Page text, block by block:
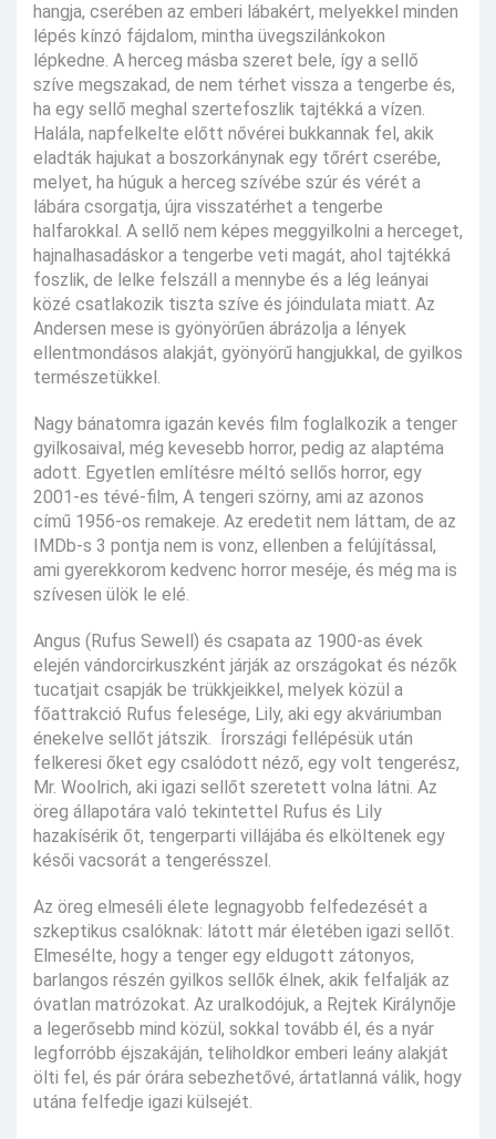
hangja, cserében az emberi lábakért, melyekkel minden
lépés kínzó fájdalom, mintha üvegszilánkokon
lépkedne. A herceg másba szeret bele, így a sellő
szíve megszakad, de nem térhet vissza a tengerbe és,
ha egy sellő meghal szertefoszlik tajtékká a vízen.
Halála, napfelkelte előtt nővérei bukkannak fel, akik
eladták hajukat a boszorkánynak egy tőrért cserébe,
melyet, ha húguk a herceg szívébe szúr és vérét a
lábára csorgatja, újra visszatérhet a tengerbe
halfarokkal. A sellő nem képes meggyilkolni a herceget,
hajnalhasadáskor a tengerbe veti magát, ahol tajtékká
foszlik, de lelke felszáll a mennybe és a lég leányai
közé csatlakozik tiszta szíve és jóindulata miatt. Az
Andersen mese is gyönyörűen ábrázolja a lények
ellentmondásos alakját, gyönyörű hangjukkal, de gyilkos
természetükkel.
Nagy bánatomra igazán kevés film foglalkozik a tenger
gyilkosaival, még kevesebb horror, pedig az alaptéma
adott. Egyetlen említésre méltó sellős horror, egy
2001-es tévé-film, A tengeri szörny, ami az azonos
című 1956-os remakeje. Az eredetit nem láttam, de az
IMDb-s 3 pontja nem is vonz, ellenben a felújítással,
ami gyerekkorom kedvenc horror meséje, és még ma is
szívesen ülök le elé.
Angus (Rufus Sewell) és csapata az 1900-as évek
elején vándorcirkuszként járják az országokat és nézők
tucatjait csapják be trükkjeikkel, melyek közül a
főattrakció Rufus felesége, Lily, aki egy akváriumban
énekelve sellőt játszik. Írországi fellépésük után
felkeresi őket egy csalódott néző, egy volt tengerész,
Mr. Woolrich, aki igazi sellőt szeretett volna látni. Az
öreg állapotára való tekintettel Rufus és Lily
hazakísérik őt, tengerparti villájába és elköltenek egy
késői vacsorát a tengerésszel.
Az öreg elmeséli élete legnagyobb felfedezését a
szkeptikus csalóknak: látott már életében igazi sellőt.
Elmesélte, hogy a tenger egy eldugott zátonyos,
barlangos részén gyilkos sellők élnek, akik felfalják az
óvatlan matrózokat. Az uralkodójuk, a Rejtek Királynője
a legerősebb mind közül, sokkal tovább él, és a nyár
legforróbb éjszakáján, teliholdkor emberi leány alakját
ölti fel, és pár órára sebezhetővé, ártatlanná válik, hogy
utána felfedje igazi külsejét.